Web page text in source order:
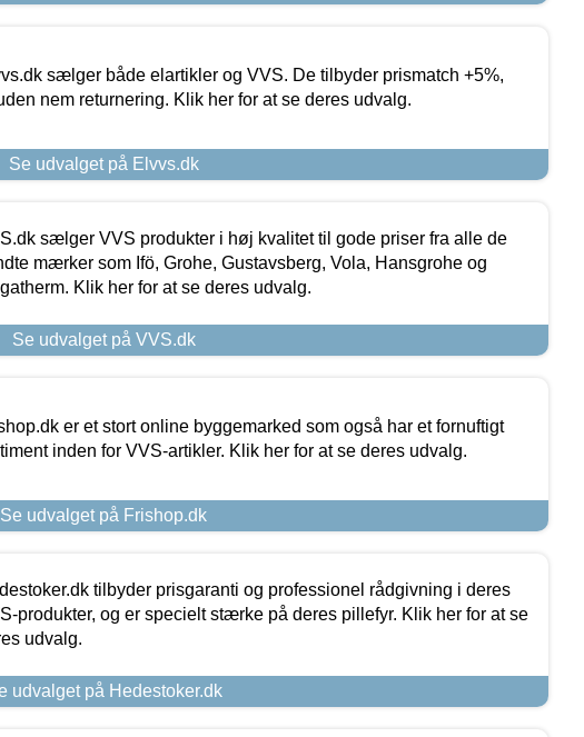
sælger både elartikler og VVS. De tilbyder prismatch +5%,
nem returnering. Klik her for at se deres udvalg.
Se udvalget på Elvvs.dk
sælger VVS produkter i høj kvalitet til gode priser fra alle de
mærker som Ifö, Grohe, Gustavsberg, Vola, Hansgrohe og
Klik her for at se deres udvalg.
Se udvalget på VVS.dk
er et stort online byggemarked som også har et fornuftigt
inden for VVS-artikler. Klik her for at se deres udvalg.
Se udvalget på Frishop.dk
tilbyder prisgaranti og professionel rådgivning i deres
produkter, og er specielt stærke på deres pillefyr. Klik her for at se
udvalg.
udvalget på Hedestoker.dk